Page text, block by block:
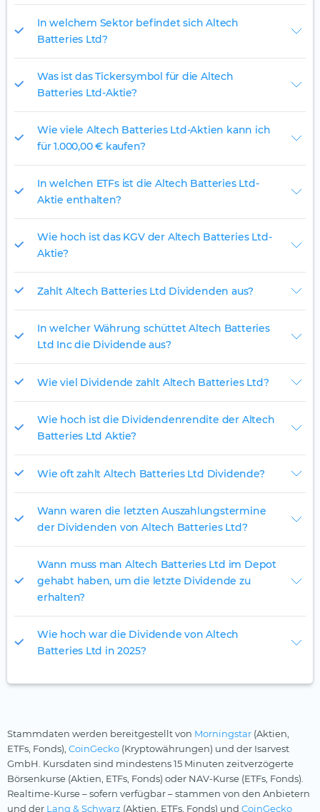
In welchem Sektor befindet sich Altech
Batteries Ltd?
Was ist das Tickersymbol für die Altech
Batteries Ltd-Aktie?
Wie viele Altech Batteries Ltd-Aktien kann ich
für 1.000,00 € kaufen?
In welchen ETFs ist die Altech Batteries Ltd-
Aktie enthalten?
Wie hoch ist das KGV der Altech Batteries Ltd-
Aktie?
Zahlt Altech Batteries Ltd Dividenden aus?
In welcher Währung schüttet Altech Batteries
Ltd Inc die Dividende aus?
Wie viel Dividende zahlt Altech Batteries Ltd?
Wie hoch ist die Dividendenrendite der Altech
Batteries Ltd Aktie?
Wie oft zahlt Altech Batteries Ltd Dividende?
Wann waren die letzten Auszahlungstermine
der Dividenden von Altech Batteries Ltd?
Wann muss man Altech Batteries Ltd im Depot
gehabt haben, um die letzte Dividende zu
erhalten?
Wie hoch war die Dividende von Altech
Batteries Ltd in 2025?
Stammdaten werden bereitgestellt von Morningstar (Aktien,
ETFs, Fonds), CoinGecko (Kryptowährungen) und der Isarvest
GmbH. Kursdaten sind mindestens 15 Minuten zeitverzögerte
Börsenkurse (Aktien, ETFs, Fonds) oder NAV-Kurse (ETFs, Fonds).
Realtime-Kurse – sofern verfügbar – stammen von den Anbietern
und der Lang & Schwarz (Aktien, ETFs, Fonds) und CoinGecko